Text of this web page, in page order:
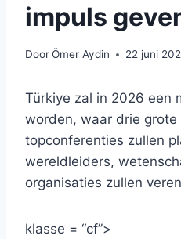
impuls
DoorÖmer Aydin 22 juni
Türkiye zal in 2026 een
worden, waar drie grote
topconferenties zullen
wereldleiders,
organisaties zullen
klasse = “cf”>